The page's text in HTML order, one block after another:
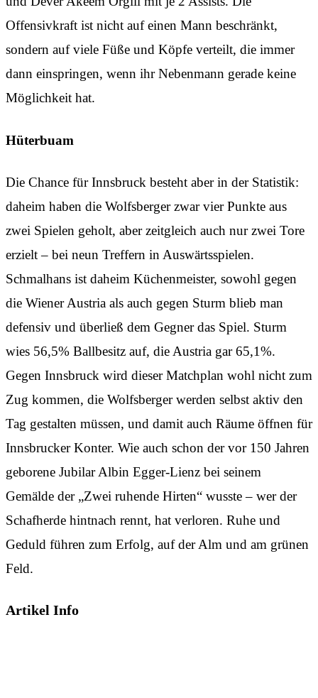
Offensivkraft ist nicht auf einen Mann beschränkt,
sondern auf viele Füße und Köpfe verteilt, die immer
dann einspringen, wenn ihr Nebenmann gerade keine
Möglichkeit hat.
Hüterbuam
Die Chance für Innsbruck besteht aber in der Statistik:
daheim haben die Wolfsberger zwar vier Punkte aus
zwei Spielen geholt, aber zeitgleich auch nur zwei Tore
erzielt – bei neun Treffern in Auswärtsspielen.
Schmalhans ist daheim Küchenmeister, sowohl gegen
die Wiener Austria als auch gegen Sturm blieb man
defensiv und überließ dem Gegner das Spiel. Sturm
wies 56,5% Ballbesitz auf, die Austria gar 65,1%.
Gegen Innsbruck wird dieser Matchplan wohl nicht zum
Zug kommen, die Wolfsberger werden selbst aktiv den
Tag gestalten müssen, und damit auch Räume öffnen für
Innsbrucker Konter. Wie auch schon der vor 150 Jahren
geborene Jubilar Albin Egger-Lienz bei seinem
Gemälde der „Zwei ruhende Hirten“ wusste – wer der
Schafherde hintnach rennt, hat verloren. Ruhe und
Geduld führen zum Erfolg, auf der Alm und am grünen
Feld.
Artikel Info